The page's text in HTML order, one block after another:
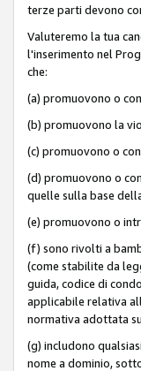
terze parti devono
Valuteremo la tua
l'inserimento nel
che:
(a) promuovono o
(b) promuovono la
(c) promuovono o
(d) promuovono o
quelle sulla base
(e) promuovono o
(f) sono rivolti a
(come stabilite da
guida, codice di
applicabile relativa
normativa adottata
(g) includono
nome a dominio,